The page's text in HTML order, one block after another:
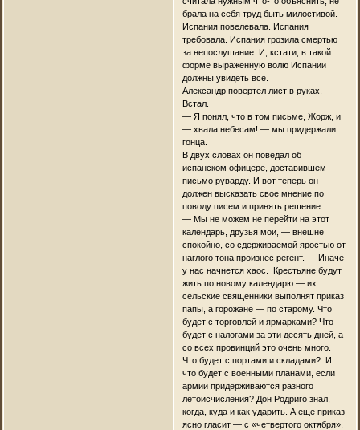
брала на себя труд быть милостивой.
Испания повелевала. Испания
требовала. Испания грозила смертью
за непослушание. И, кстати, в такой
форме выраженную волю Испании
должны увидеть все.
Александр повертел лист в руках.
Встал.
— Я понял, что в том письме, Жорж, и
— хвала небесам! — мы придержали
гонца.
В двух словах он поведал об
испанском офицере, доставившем
письмо руварду. И вот теперь он
должен высказать свое мнение по
поводу писем и принять решение.
— Мы не можем не перейти на этот
календарь, друзья мои, — внешне
спокойно, со сдерживаемой яростью от
наглого тона произнес регент. — Иначе
у нас начнется хаос. Крестьяне будут
жить по новому календарю — их
сельские священники выполнят приказ
папы, а горожане — по старому. Что
будет с торговлей и ярмарками? Что
будет с налогами за эти десять дней, а
со всех провинций это очень много.
Что будет с портами и складами? И
что будет с военными планами, если
армии придерживаются разного
летоисчисления? Дон Родриго знал,
когда, куда и как ударить. А еще приказ
ясно гласит — с «четвертого октября»,